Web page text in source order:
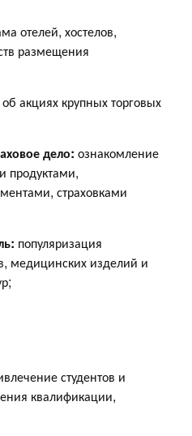
отелей, хостелов,
размещения
акциях крупных торговых
дело: ознакомление
продуктами,
страховками
популяризация
медицинских изделий и
студентов и
квалификации,